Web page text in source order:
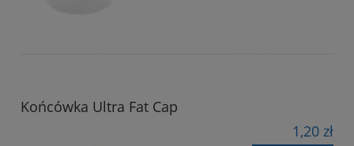
Końcówka Ultra Fat Cap
1,20 zł